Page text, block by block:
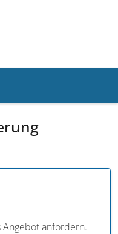
anfordern.